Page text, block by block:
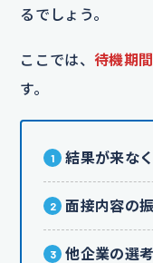
るでしょう。
ここでは、 待機期
す。
結果が来な
面接内容の
他企業の選